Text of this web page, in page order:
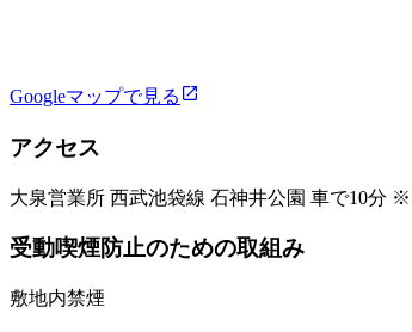
Googleマップで見る
アクセス
大泉営業所 西武池袋線 石神井公園 車で10分
受動喫煙防止のための取組み
敷地内禁煙